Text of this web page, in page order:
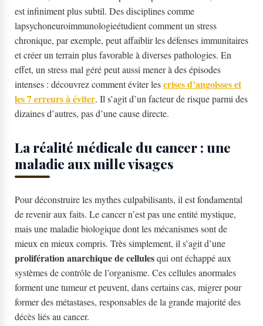
est infiniment plus subtil. Des disciplines comme
lapsychoneuroimmunologieétudient comment un stress
chronique, par exemple, peut affaiblir les défenses immunitaires
et créer un terrain plus favorable à diverses pathologies. En
effet, un stress mal géré peut aussi mener à des épisodes
intenses : découvrez comment éviter lescrises d’angoisses et
les 7 erreurs à éviter. Il s’agit d’un facteur de risque parmi des
dizaines d’autres, pas d’une cause directe.
La réalité médicale du cancer : une
maladie aux mille visages
Pour déconstruire les mythes culpabilisants, il est fondamental
de revenir aux faits. Le cancer n’est pas une entité mystique,
mais une maladie biologique dont les mécanismes sont de
mieux en mieux compris. Très simplement, il s’agit d’une
prolifération anarchique de cellulesqui ont échappé aux
systèmes de contrôle de l’organisme. Ces cellules anormales
forment une tumeur et peuvent, dans certains cas, migrer pour
former des métastases, responsables de la grande majorité des
décès liés au cancer.